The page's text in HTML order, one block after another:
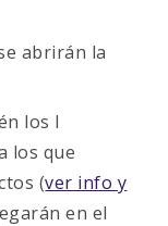
abrirán la
los I
los que
(ver info y
en el